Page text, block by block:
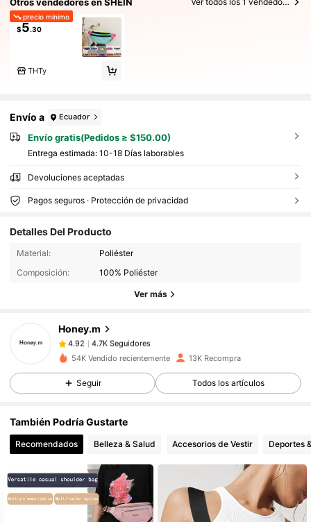
precio mínimo
$5.30
THTy
Envío a Ecuador
Envío gratis(Pedidos ≥ $150.00)
Entrega estimada: 10-18 Días laborables
Devoluciones aceptadas
Pagos seguros · Protección de privacidad
Detalles Del Producto
Material:
Poliéster
Composición:
100% Poliéster
Ver más
Honey.m
4.7K Seguidores
4.7K Seguidores
4.92
c***l seguidoHace 1 día
4.92
4.7K Seguidores
4.92 4.7K Seguidores
4.7K Seguidores
4.92
4.92 4.7K Seguidores
54K Vendido recientemente 13K Recompra
Seguir Todos los artículos
También Podría Gustarte
Recomendados Belleza & Salud Accesorios de Vestir Deportes